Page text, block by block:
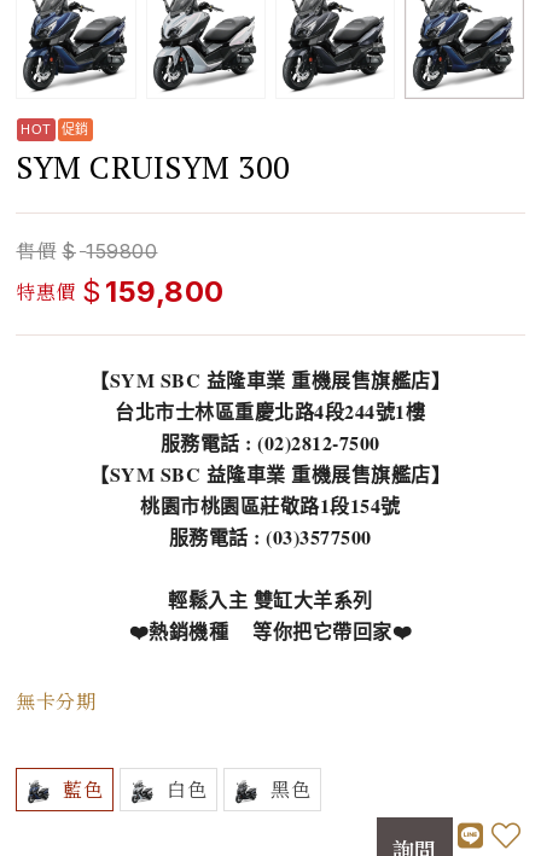
SYM CRUISYM 300
售價 $ 159800
特惠價 $ 159,800
【SYM SBC 益隆車業 重機展售旗艦店】
台北市士林區重慶北路4段244號1樓
服務電話 : (02)2812-7500
【SYM SBC 益隆車業 重機展售旗艦店】
桃園市桃園區莊敬路1段154號
服務電話 : (03)3577500
輕鬆入主 雙缸大羊系列
❤️熱銷機種 等你把它帶回家❤️
無卡分期
藍色 白色 黑色